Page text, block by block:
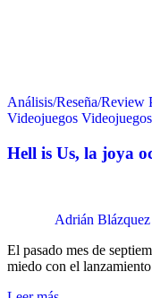
Análisis/Reseña/Review
Videojuegos
Hell is Us, la joya
Adrián Blázquez
El pasado mes de
miedo con el